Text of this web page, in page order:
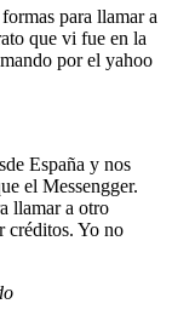
para llamar a
que vi fue en la
por el yahoo
España y nos
el Messengger.
llamar a otro
créditos. Yo no